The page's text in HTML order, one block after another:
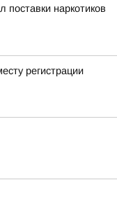
наркотиков
регистрации